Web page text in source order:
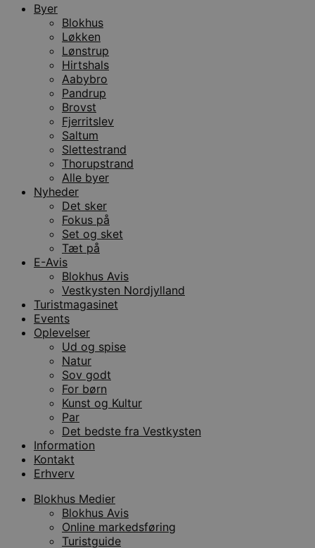
Byer
Blokhus
Løkken
Lønstrup
Hirtshals
Aabybro
Pandrup
Brovst
Fjerritslev
Saltum
Slettestrand
Thorupstrand
Alle byer
Nyheder
Det sker
Fokus på
Set og sket
Tæt på
E-Avis
Blokhus Avis
Vestkysten Nordjylland
Turistmagasinet
Events
Oplevelser
Ud og spise
Natur
Sov godt
For børn
Kunst og Kultur
Par
Det bedste fra Vestkysten
Information
Kontakt
Erhverv
Blokhus Medier
Blokhus Avis
Online markedsføring
Turistguide